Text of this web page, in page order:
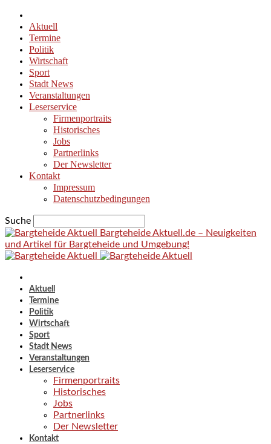
Aktuell
Termine
Politik
Wirtschaft
Sport
Stadt News
Veranstaltungen
Leserservice
Firmenportraits
Historisches
Jobs
Partnerlinks
Der Newsletter
Kontakt
Impressum
Datenschutzbedingungen
Suche
Bargteheide Aktuell.de – Neuigkeiten
und Artikel für Bargteheide und Umgebung!
Aktuell
Termine
Politik
Wirtschaft
Sport
Stadt News
Veranstaltungen
Leserservice
Firmenportraits
Historisches
Jobs
Partnerlinks
Der Newsletter
Kontakt